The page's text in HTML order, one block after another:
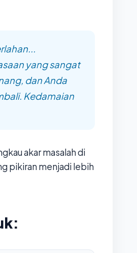
yang sangat
dan Anda
Kedamaian
akar masalah di
pikiran menjadi lebih